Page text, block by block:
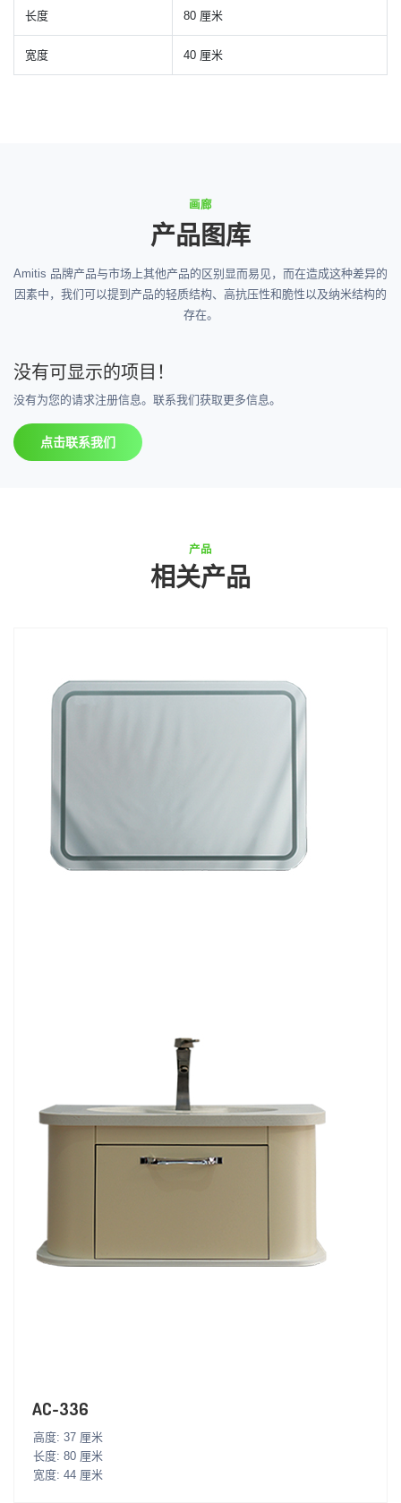
长度 80 厘米
宽度 40 厘米
画廊
产品图库
Amitis 品牌产品与市场上其他产品的区别显而易见，而在造成这种差异的
因素中，我们可以提到产品的轻质结构、高抗压性和脆性以及纳米结构的
存在。
没有可显示的项目！
没有为您的请求注册信息。联系我们获取更多信息。
点击联系我们
产品
相关产品
AC-336
高度: 37 厘米
长度: 80 厘米
宽度: 44 厘米